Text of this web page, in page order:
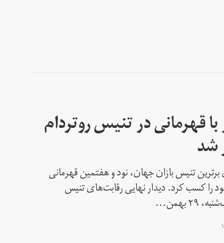
قهرمانی در تنیس روتردام
شد
تنیس بازان جهان، نود و هفتمین قهرمانی
را کسب کرد. دیدار نهایی رقابت‌های تنیس
بهمن...